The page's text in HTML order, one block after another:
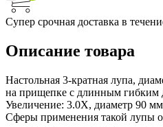
Супер срочная доставка в
Описание товара
Настольная 3-кратная лупа,
на прищепке с длинным гибким
Увеличение: 3.0X, диаметр 90
Сферы применения такой лупы